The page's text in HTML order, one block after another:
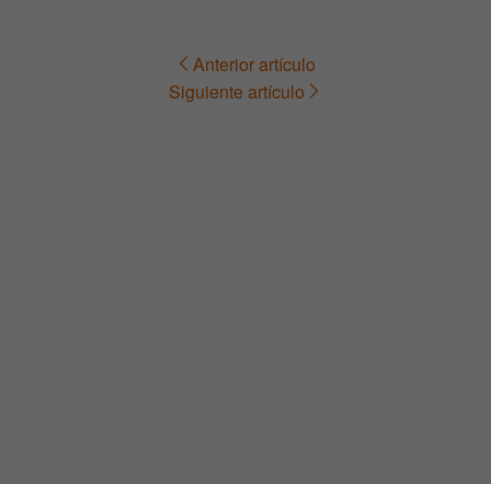
Navegación Anterior artículo
Siguiente artículo